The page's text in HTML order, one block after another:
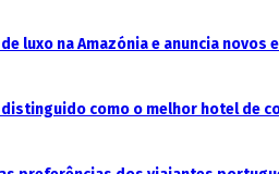
luxo na Amazónia e anuncia
como o melhor hotel de